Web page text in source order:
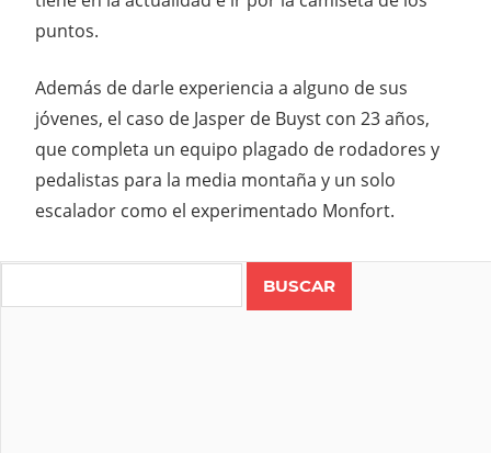
puntos.
Además de darle experiencia a alguno de sus
jóvenes, el caso de Jasper de Buyst con 23 años,
que completa un equipo plagado de rodadores y
pedalistas para la media montaña y un solo
escalador como el experimentado Monfort.